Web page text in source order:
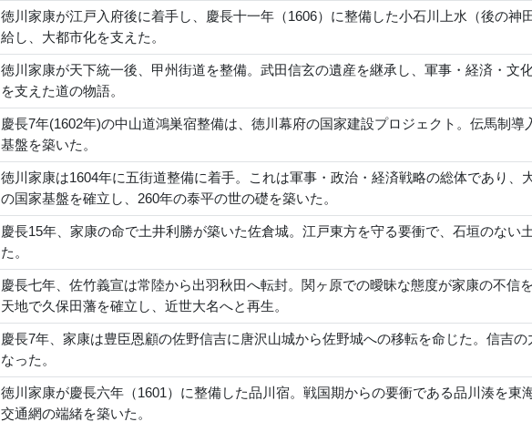
徳川家康が江戸入府後に着手し、慶長十一年（1606）に整備した小石川上水（後の
給し、大都市化を支えた。
徳川家康が天下統一後、甲州街道を整備。武田信玄の遺産を継承し、軍事・経済・文
を支えた道の物語。
慶長7年(1602年)の中山道鴻巣宿整備は、徳川幕府の国家建設プロジェクト。伝馬制
基盤を築いた。
徳川家康は1604年に五街道整備に着手。これは軍事・政治・経済戦略の総体であり
の国家基盤を確立し、260年の泰平の世の礎を築いた。
慶長15年、家康の命で土井利勝が築いた佐倉城。江戸東方を守る要衝で、石垣のな
た。
慶長七年、佐竹義宣は常陸から出羽秋田へ転封。関ヶ原での曖昧な態度が家康の不
天地で久保田藩を確立し、近世大名へと再生。
慶長7年、家康は豊臣恩顧の佐野信吉に唐沢山城から佐野城への移転を命じた。信吉
なった。
徳川家康が慶長六年（1601）に整備した品川宿。戦国期からの要衝である品川湊を
交通網の端緒を築いた。